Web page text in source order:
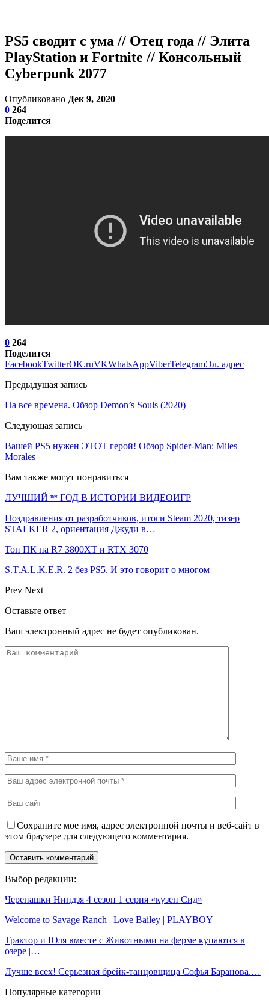
PS5 сводит с ума // Отец года // Элита
PlayStation и Fortnite // Консольный
Cyberpunk 2077
Опубликовано Дек 9, 2020
0 264
Поделится
0 264
Поделится
FacebookTwitterOK.ruVKWhatsAppViberTelegramЭл. адрес
Предыдущая запись
На все времена. Обзор Demon’s Souls (2020)
Следующая запись
Вашей PS5 нужен ЭТОТ герой! Обзор Spider-Man: Miles
Morales
Вам также могут понравиться
ЛУЧШИЙ ⁿᵉᵗ ГОД В ИСТОРИИ ВИДЕОИГР
Поздравления от разработчиков, итоги Steam 2020, тизер
STALKER 2, ориентация Джуди в…
Топ ПК на R7 3800XT и RTX 3070
S.T.A.L.K.E.R. 2 без PS5. И это говорит о многом
Prev Next
Оставьте ответ
Ваш электронный адрес не будет опубликован.
Сохраните мое имя, адрес электронной почты и веб-сайт в
этом браузере для следующего комментария.
Выбор редакции:
Черепашки Ниндзя 4 сезон 1 серия «кузен Сид»
Welcome to Savage Ranch | Love Bailey | PLAYBOY
Трактор и Юля вместе с Животными на ферме купаются в
озере |…
Лучше всех! Серьезная брейк-танцовщица Софья Баранова.…
Популярные категории